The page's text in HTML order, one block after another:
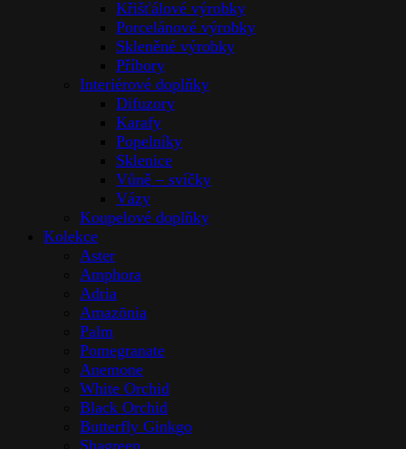
Křišťálové výrobky
Porcelánové výrobky
Skleněné výrobky
Příbory
Interiérové doplňky
Difuzory
Karafy
Popelníky
Sklenice
Vůně – svíčky
Vázy
Koupelové doplňky
Kolekce
Aster
Amphora
Adria
Amazōnia
Palm
Pomegranate
Anemone
White Orchid
Black Orchid
Butterfly Ginkgo
Shagreen